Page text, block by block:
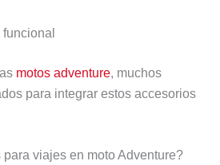
motos adventure, muchos
para integrar estos accesorios
viajes en moto Adventure?